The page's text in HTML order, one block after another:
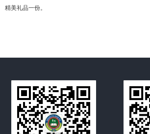
精美礼品一份。